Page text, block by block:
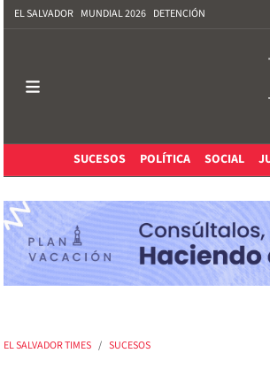
EL SALVADOR MUNDIAL 2026 DETENCIÓN
SUCESOS
POLÍTICA SOCIAL
EL SALVADOR TIMES SUCESOS